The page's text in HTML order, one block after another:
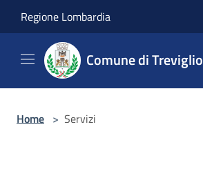
Regione Lombardia
Comune di Treviglio
Home > Servizi